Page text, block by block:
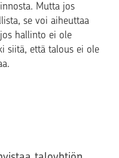
Mutta jos
se voi aiheuttaa
hallinto ei ole
siitä, että talous ei ole